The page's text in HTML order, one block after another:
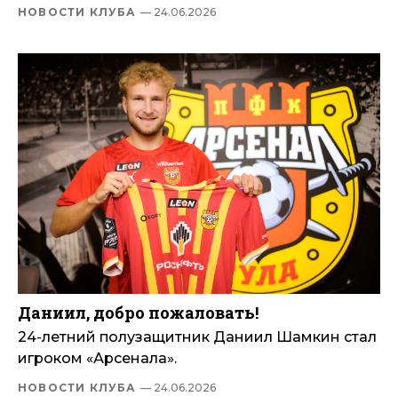
НОВОСТИ КЛУБА — 24.06.2026
Даниил, добро пожаловать!
24-летний полузащитник Даниил Шамкин стал
игроком «Арсенала».
НОВОСТИ КЛУБА — 24.06.2026